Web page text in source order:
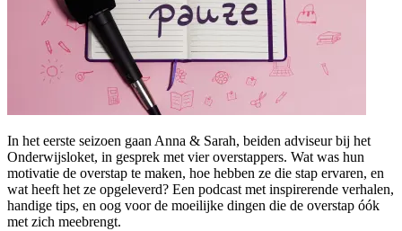
In het eerste seizoen gaan Anna & Sarah, beiden adviseur bij het
Onderwijsloket, in gesprek met vier overstappers. Wat was hun
motivatie de overstap te maken, hoe hebben ze die stap ervaren, en
wat heeft het ze opgeleverd? Een podcast met inspirerende verhalen,
handige tips, en oog voor de moeilijke dingen die de overstap óók
met zich meebrengt.